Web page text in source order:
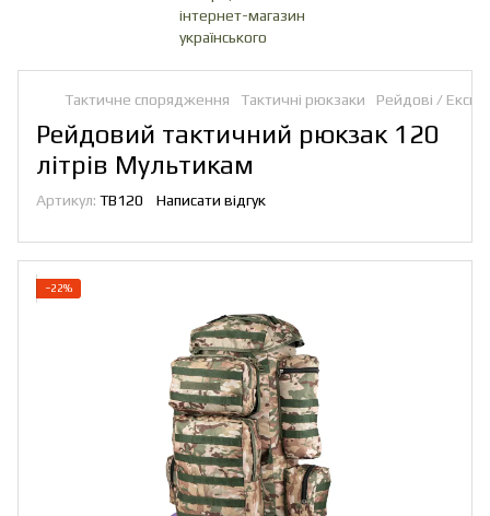
Тактичне спорядження Тактичні рюкзаки Рейдові /
Рейдовий тактичний рюкзак 120
літрів Мультикам
Артикул: TB120 Написати відгук
−22%